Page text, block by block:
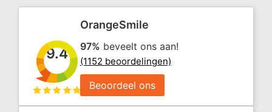
9.4
OrangeSmile
97% beveelt ons aan!
(1152 beoordelingen)
Beoordeel ons